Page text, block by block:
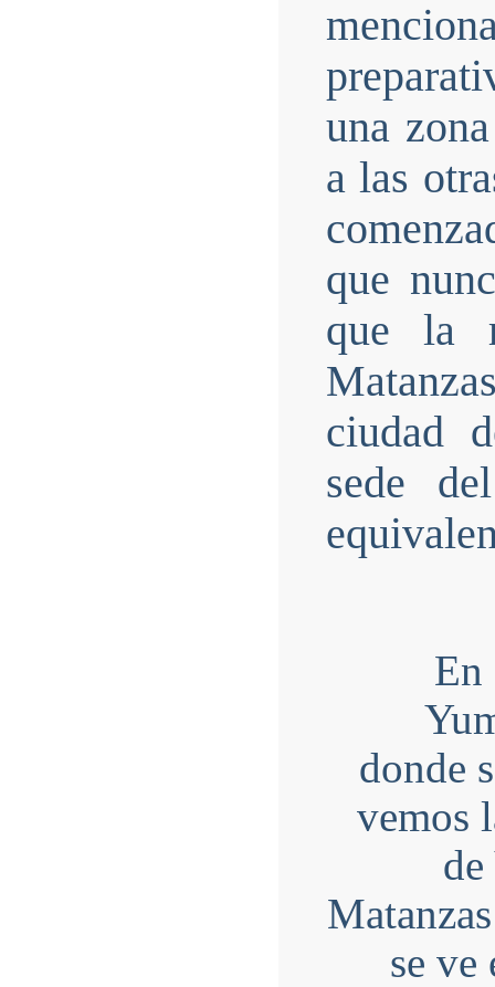
una
a las
que
que la
ciudad
sede
En
donde
vemos
se ve